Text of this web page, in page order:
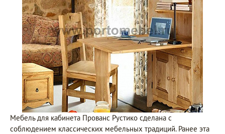
Мебель для кабинета Прованс Рустико сделана с
соблюдением классических мебельных традиций. Ранее эта